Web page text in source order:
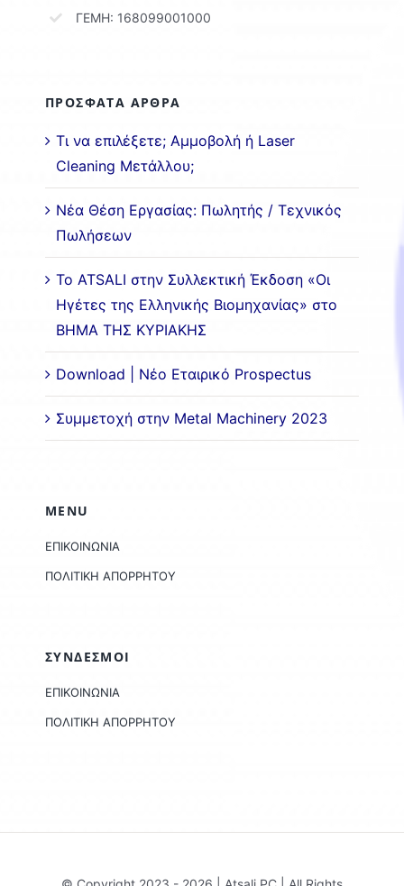
ΓΕΜΗ: 168099001000
ΠΡΟΣΦΑΤΑ ΑΡΘΡΑ
Τι να επιλέξετε; Αμμοβολή ή Laser
Cleaning Μετάλλου;
Νέα Θέση Εργασίας: Πωλητής / Τεχνικός
Πωλήσεων
Το ATSALI στην Συλλεκτική Έκδοση «Οι
Ηγέτες της Ελληνικής Βιομηχανίας» στο
ΒΗΜΑ ΤΗΣ ΚΥΡΙΑΚΗΣ
Download | Νέο Εταιρικό Prospectus
Συμμετοχή στην Metal Machinery 2023
MENU
ΕΠΙΚΟΙΝΩΝΙΑ
ΠΟΛΙΤΙΚΗ ΑΠΟΡΡΗΤΟΥ
ΣΥΝΔΕΣΜΟΙ
ΕΠΙΚΟΙΝΩΝΙΑ
ΠΟΛΙΤΙΚΗ ΑΠΟΡΡΗΤΟΥ